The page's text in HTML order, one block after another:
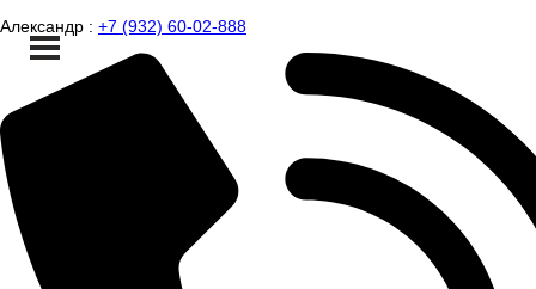
Александр : +7 (932) 60-02-888